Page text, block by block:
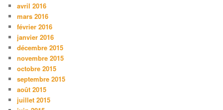
avril 2016
mars 2016
février 2016
janvier 2016
décembre 2015
novembre 2015
octobre 2015
septembre 2015
août 2015
juillet 2015